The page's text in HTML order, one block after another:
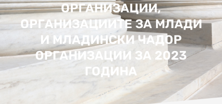
ОРГАНИЗАЦИИ,
ОРГАНИЗАЦИИТЕ ЗА МЛАДИ
И МЛАДИНСКИ ЧАДОР
ОРГАНИЗАЦИИ ЗА 2023
ГОДИНА